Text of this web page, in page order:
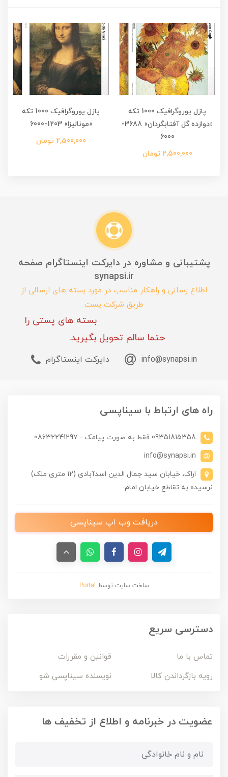
پازل یوروگرافیک 1000 تکه
«دوازده گل آفتابگردان» 3688-
6000
2,500,000 تومان
پازل یوروگرافیک 1000 تکه
«مونالیزا» 1203-6000
2,500,000 تومان
پشتیبانی و مشاوره در دایرکت اینستاگرام صفحه
synapsi.ir
اطلاع رسانی و راهکار مناسب در مورد بسته های ارسالی از
طریق شرکت پست
بسته های پستی را
حتما سالم تحویل بگیرید.
info@synapsi.in دایرکت اینستاگرام
راه های ارتباط با سیناپسی
09351815358 فقط به صورت پیامک - 08632241297
info@synapsi.in
اراک، خیابان سید جمال الدین اسدآبادی (12 متری ملک)
نرسیده به تقاطع خیابان امام
دریافت وب اپ سیناپسی
ساخت سایت توسط Portal
دسترسی سریع
تماس با ما
قوانین و مقررات
رویه بازگرداندن کالا
نویسنده سیناپسی شو
عضویت در خبرنامه و اطلاع از تخفیف ها